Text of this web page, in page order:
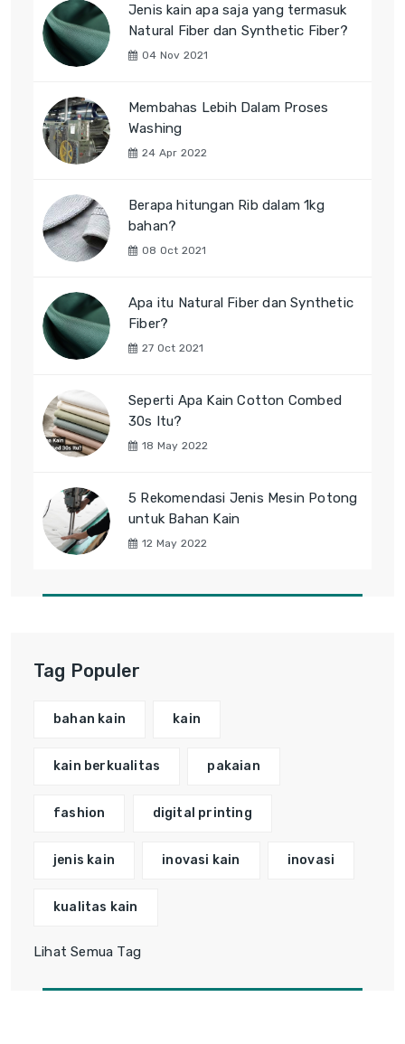
Jenis kain apa saja yang termasuk
Natural Fiber dan Synthetic Fiber?
04 Nov 2021
Membahas Lebih Dalam Proses
Washing
24 Apr 2022
Berapa hitungan Rib dalam 1kg
bahan?
08 Oct 2021
Apa itu Natural Fiber dan Synthetic
Fiber?
27 Oct 2021
Seperti Apa Kain Cotton Combed
30s Itu?
18 May 2022
5 Rekomendasi Jenis Mesin Potong
untuk Bahan Kain
12 May 2022
Tag Populer
bahan kain kain
kain berkualitas pakaian
fashion digital printing
jenis kain inovasi kain inovasi
kualitas kain
Lihat Semua Tag